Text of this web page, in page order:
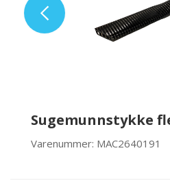
Sugemunnstykke
Varenummer: MAC2640191